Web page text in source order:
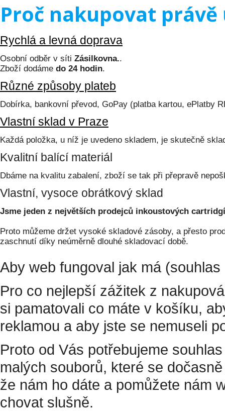
Proč nakupovat právě
Rychlá a levná doprava
Osobní odběr v síti Zásilkovna..
Zboží dodáme do 24 hodin.
Různé způsoby plateb
Dobírka, bankovní převod, GoPay (platba kartou, ePlatby
Vlastní sklad v Praze
Každá položka, u níž je uvedeno skladem, je skutečně
Kvalitní balící materiál
Dbáme na kvalitu zabalení, zboží se tak při přepravě
Vlastní, vysoce obrátkový sklad
Jsme jeden z největších prodejců inkoustových
Proto můžeme držet vysoké skladové zásoby, a přesto
zaschnutí díky neúměrně dlouhé skladovací době.
Aby web fungoval jak má
Pro co nejlepší zážitek z
si pamatovali co máte v košíku,
reklamou a aby jste se nemuseli
Proto od Vás potřebujeme
malých souborů, které se
že nám ho dáte a pomůžete nám
chovat slušně.